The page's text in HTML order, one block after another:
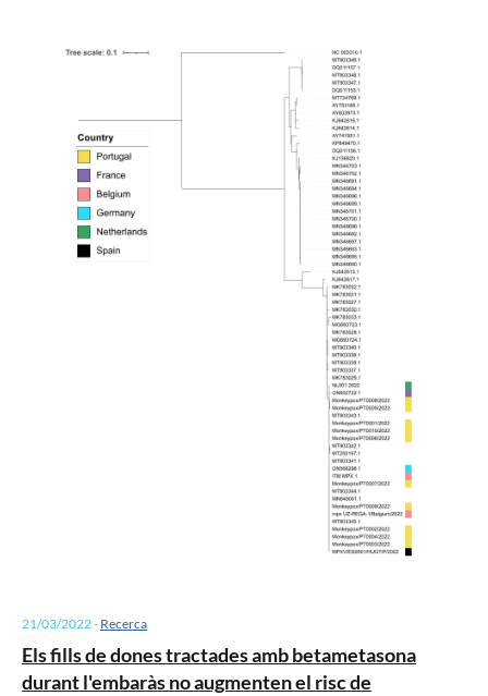
21/03/2022- Recerca
Els fills de dones tractades amb betametasona
durant l'embaràs no augmenten el risc de